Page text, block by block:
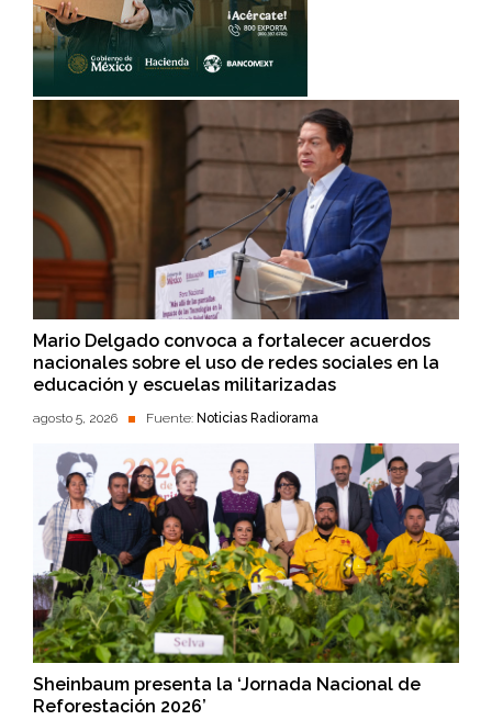
Mario Delgado convoca a fortalecer acuerdos
nacionales sobre el uso de redes sociales en la
educación y escuelas militarizadas
agosto 5, 2026 Fuente: Noticias Radiorama
Sheinbaum presenta la ‘Jornada Nacional de
Reforestación 2026’